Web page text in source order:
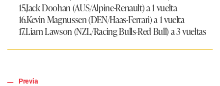
15.Jack Doohan (AUS/Alpine-Renault) a 1 vuelta
16.Kevin Magnussen (DEN/Haas-Ferrari) a 1 vuelta
17.Liam Lawson (NZL/Racing Bulls-Red Bull) a 3 vueltas
Previa